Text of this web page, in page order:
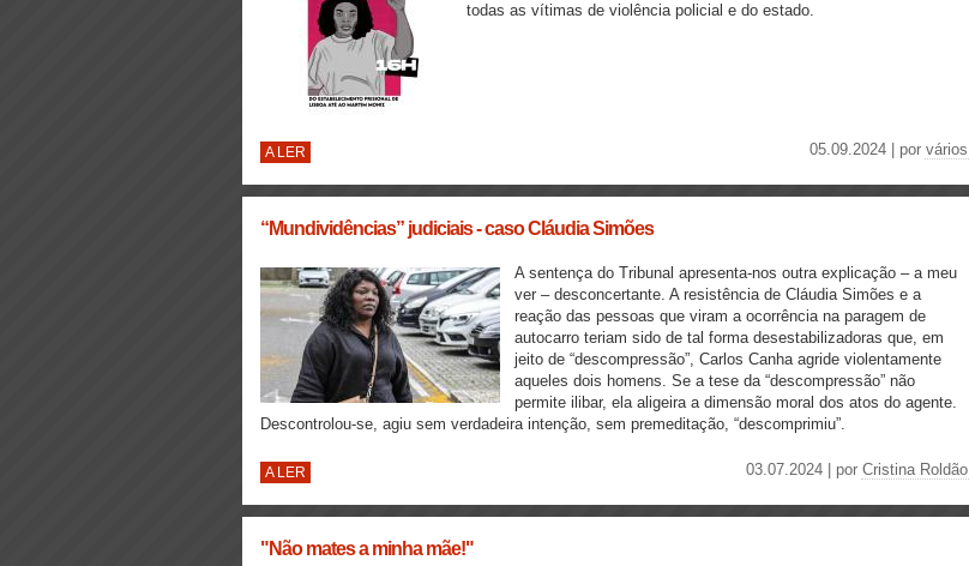
todas as vítimas de violência policial e do estado.
A LER 05.09.2024 | por vários
“Mundividências” judiciais - caso Cláudia Simões
A sentença do Tribunal apresenta-nos outra explicação – a meu
ver – desconcertante. A resistência de Cláudia Simões e a
reação das pessoas que viram a ocorrência na paragem de
autocarro teriam sido de tal forma desestabilizadoras que, em
jeito de “descompressão”, Carlos Canha agride violentamente
aqueles dois homens. Se a tese da “descompressão” não
permite ilibar, ela aligeira a dimensão moral dos atos do agente.
Descontrolou-se, agiu sem verdadeira intenção, sem premeditação, “descomprimiu”.
A LER 03.07.2024 | por Cristina Roldão
"Não mates a minha mãe!"